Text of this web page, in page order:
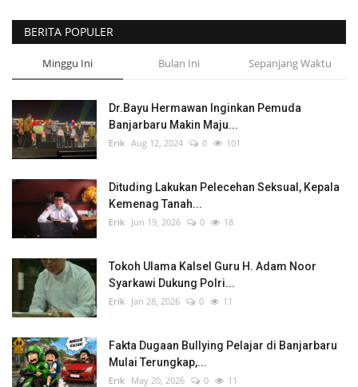
BERITA POPULER
Minggu Ini Bulan Ini Sepanjang Waktu
Dr.Bayu Hermawan Inginkan Pemuda
Banjarbaru Makin Maju...
Erik Aug 12, 2024 0 101
Dituding Lakukan Pelecehan Seksual, Kepala
Kemenag Tanah...
Erik Jun 19, 2026 0 18
Tokoh Ulama Kalsel Guru H. Adam Noor
Syarkawi Dukung Polri...
Erik Jan 28, 2026 0 11
Fakta Dugaan Bullying Pelajar di Banjarbaru
Mulai Terungkap,...
Erik May 20, 2026 0 11